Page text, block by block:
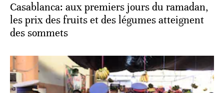
Casablanca: aux premiers jours du ramadan,
les prix des fruits et des légumes atteignent
des sommets